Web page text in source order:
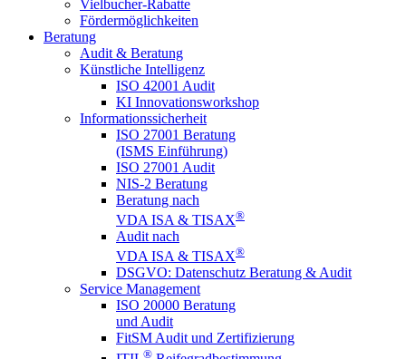
Vielbucher-Rabatte
Fördermöglichkeiten
Beratung
Audit & Beratung
Künstliche Intelligenz
ISO 42001 Audit
KI Innovationsworkshop
Informationssicherheit
ISO 27001 Beratung
(ISMS Einführung)
ISO 27001 Audit
NIS-2 Beratung
Beratung nach
VDA ISA & TISAX®
Audit nach
VDA ISA & TISAX®
DSGVO: Datenschutz Beratung & Audit
Service Management
ISO 20000 Beratung
und Audit
FitSM Audit und Zertifizierung
®